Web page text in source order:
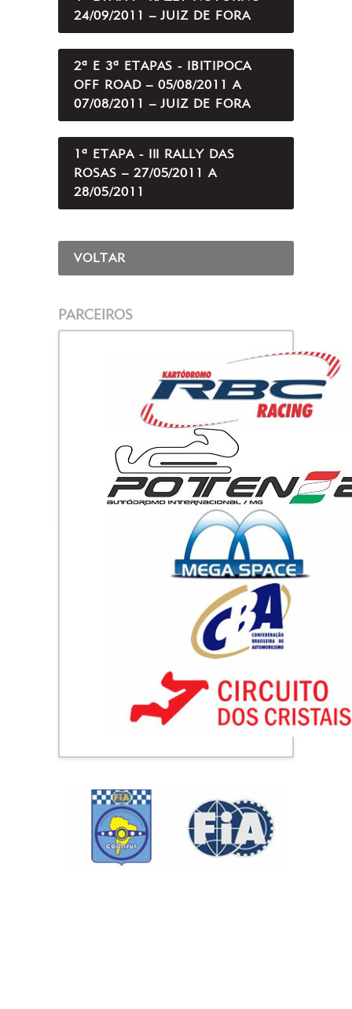
24/09/2011 – JUIZ DE FORA
2ª E 3ª ETAPAS - IBITIPOCA
OFF ROAD – 05/08/2011 A
07/08/2011 – JUIZ DE FORA
1ª ETAPA - III RALLY DAS
ROSAS – 27/05/2011 A
28/05/2011
VOLTAR
PARCEIROS